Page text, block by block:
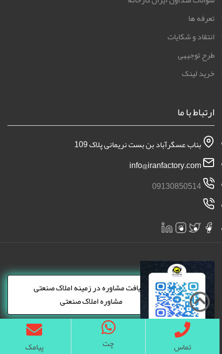
تماس چت پیامک
×
دریافت مشاوره در زمینه املاک صنعتی
مشاوره املاک صنعتی
تعرفه ها
انتقاد و شکایات
طرح توجیهی
خرید لینک
ارتباط با ما
بناب عسگرآباد بن بست نریمانی پلاک 109
09130850514
تمامی حقوق برای سایت ایران کارخانه محفوظ است 2026 | ایران